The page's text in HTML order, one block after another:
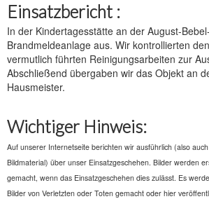
Einsatzbericht :
In der Kindertagesstätte an der August-
Brandmeldeanlage aus. Wir kontrollierten
vermutlich führten Reinigungsarbeiten zur
Abschließend übergaben wir das Objekt an
Hausmeister.
Wichtiger Hinweis:
Auf unserer Internetseite berichten wir ausführlich (also
Bildmaterial) über unser Einsatzgeschehen. Bilder werden
gemacht, wenn das Einsatzgeschehen dies zulässt. Es
Bilder von Verletzten oder Toten gemacht oder hier